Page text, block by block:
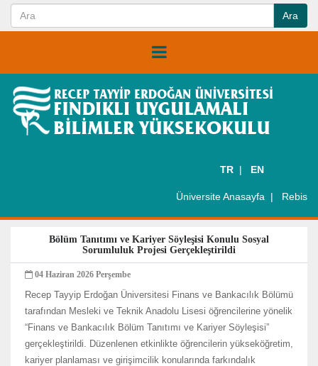
TR EN
Üniversite Anasayfa Rebis
Bölüm Tanıtımı ve Kariyer Söyleşisi Konulu Sosyal
Sorumluluk Projesi Gerçekleştirildi
04 Haziran 2026 Perşembe
Recep Tayyip Erdoğan Üniversitesi Finans ve Bankacılık Bölümü
tarafından Mesleki ve Teknik Anadolu Lisesi öğrencilerine yönelik
“Finans ve Bankacılık Bölüm Tanıtımı ve Kariyer Söyleşisi”
gerçekleştirildi. Düzenlenen etkinlikte öğrencilerin yükseköğretim,
kariyer planlaması ve girişimcilik konularında farkındalık